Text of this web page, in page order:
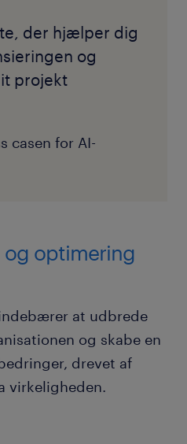
der hjælper dig
og
projekt
casen for AI-
og optimering
at udbrede
og skabe en
drevet af
virkeligheden.